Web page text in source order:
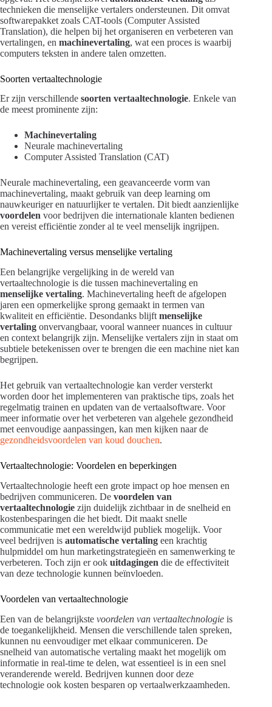
technieken die menselijke vertalers ondersteunen. Dit omvat
softwarepakket zoals CAT-tools (Computer Assisted
Translation), die helpen bij het organiseren en verbeteren van
vertalingen, en machinevertaling, wat een proces is waarbij
computers teksten in andere talen omzetten.
Soorten vertaaltechnologie
Er zijn verschillende soorten vertaaltechnologie. Enkele van
de meest prominente zijn:
Machinevertaling
Neurale machinevertaling
Computer Assisted Translation (CAT)
Neurale machinevertaling, een geavanceerde vorm van
machinevertaling, maakt gebruik van deep learning om
nauwkeuriger en natuurlijker te vertalen. Dit biedt aanzienlijke
voordelen voor bedrijven die internationale klanten bedienen
en vereist efficiëntie zonder al te veel menselijk ingrijpen.
Machinevertaling versus menselijke vertaling
Een belangrijke vergelijking in de wereld van
vertaaltechnologie is die tussen machinevertaling en
menselijke vertaling. Machinevertaling heeft de afgelopen
jaren een opmerkelijke sprong gemaakt in termen van
kwaliteit en efficiëntie. Desondanks blijft menselijke
vertaling onvervangbaar, vooral wanneer nuances in cultuur
en context belangrijk zijn. Menselijke vertalers zijn in staat om
subtiele betekenissen over te brengen die een machine niet kan
begrijpen.
Het gebruik van vertaaltechnologie kan verder versterkt
worden door het implementeren van praktische tips, zoals het
regelmatig trainen en updaten van de vertaalsoftware. Voor
meer informatie over het verbeteren van algehele gezondheid
met eenvoudige aanpassingen, kan men kijken naar de
gezondheidsvoordelen van koud douchen.
Vertaaltechnologie: Voordelen en beperkingen
Vertaaltechnologie heeft een grote impact op hoe mensen en
bedrijven communiceren. De voordelen van
vertaaltechnologie zijn duidelijk zichtbaar in de snelheid en
kostenbesparingen die het biedt. Dit maakt snelle
communicatie met een wereldwijd publiek mogelijk. Voor
veel bedrijven is automatische vertaling een krachtig
hulpmiddel om hun marketingstrategieën en samenwerking te
verbeteren. Toch zijn er ook uitdagingen die de effectiviteit
van deze technologie kunnen beïnvloeden.
Voordelen van vertaaltechnologie
Een van de belangrijkste voordelen van vertaaltechnologie is
de toegankelijkheid. Mensen die verschillende talen spreken,
kunnen nu eenvoudiger met elkaar communiceren. De
snelheid van automatische vertaling maakt het mogelijk om
informatie in real-time te delen, wat essentieel is in een snel
veranderende wereld. Bedrijven kunnen door deze
technologie ook kosten besparen op vertaalwerkzaamheden.